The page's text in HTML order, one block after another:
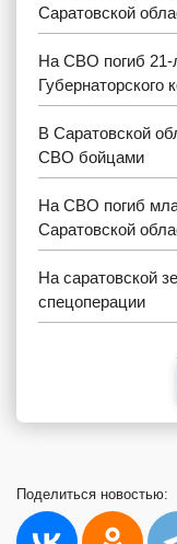
Саратовской
На СВО погиб 21-
Губернаторского
В Саратовской
СВО бойцами
На СВО погиб
Саратовской
На саратовской
спецоперации
Поделиться новостью: